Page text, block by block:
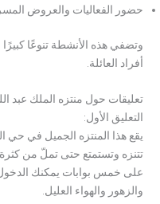
حضور الفعاليات والعروض
وتضفي هذه الأنشطة تنوعًا كبيرًا
أفراد العائلة.
تعليقات حول منتزه الملك عبد
التعليق الأول:
يقع هذا المنتزه الجميل في حي
تتنزه وتستمتع حتى تملّ من
على خمس بوابات يمكنك
والزهور والهواء العليل.